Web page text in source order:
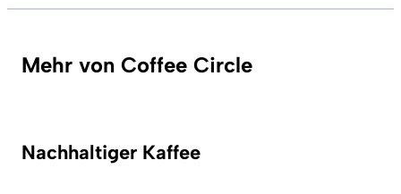
Mehr von Coffee Circle
Nachhaltiger Kaffee